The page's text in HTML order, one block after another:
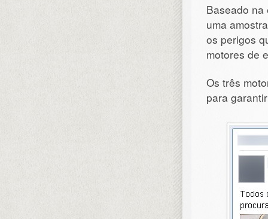
Baseado
uma
os perigos
motores de
Os três
para